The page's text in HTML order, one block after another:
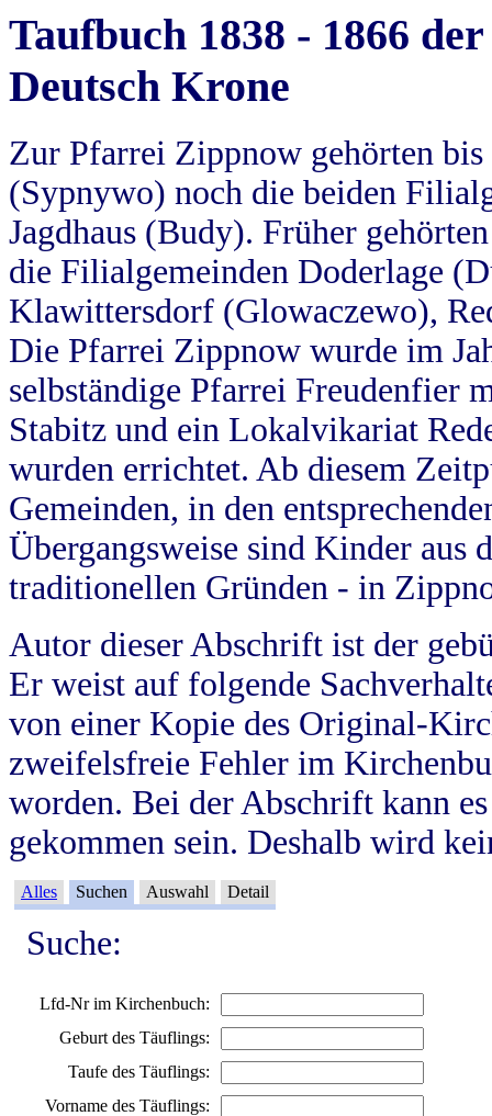
Taufbuch 1838 - 1866
Deutsch Krone
Zur Pfarrei Zippnow gehörten
(Sypnywo) noch die beiden
Jagdhaus (Budy). Früher
die Filialgemeinden Doderlage
Klawittersdorf (Glowaczewo),
Die Pfarrei Zippnow wurde im
selbständige Pfarrei Freudenfier
Stabitz und ein Lokalvikariat
wurden errichtet. Ab diesem
Gemeinden, in den
Übergangsweise sind Kinder aus
traditionellen Gründen - in
Autor dieser Abschrift ist der
Er weist auf folgende
von einer Kopie des Original-
zweifelsfreie Fehler im
worden. Bei der Abschrift kann
gekommen sein. Deshalb wird
Alles Suchen Auswahl Detail
Suche:
Lfd-Nr im Kirchenbuch:
Geburt des Täuflings:
Taufe des Täuflings:
Vorname des Täuflings: